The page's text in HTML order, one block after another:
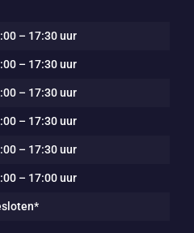
– 17:30 uur
– 17:30 uur
– 17:30 uur
– 17:30 uur
– 17:30 uur
– 17:00 uur